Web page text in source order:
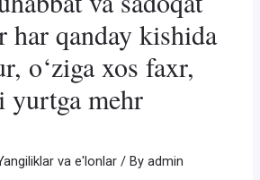
har qanday kishida
o‘ziga xos faxr,
yurtga mehr
va e'lonlar / Byadmin